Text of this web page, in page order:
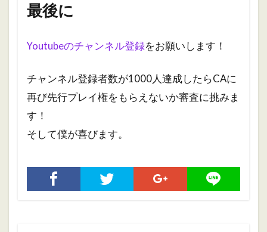
最後に
Youtubeのチャンネル登録をお願いします！
チャンネル登録者数が1000人達成したらCAに
再び先行プレイ権をもらえないか審査に挑みま
す！
そして僕が喜びます。